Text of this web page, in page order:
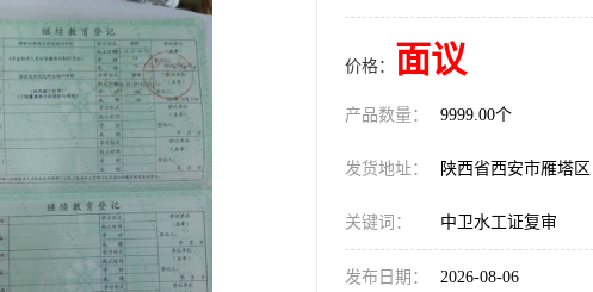
价格： 面议
产品数量： 9999.00个
发货地址： 陕西省西安市雁塔区
关键词： 中卫水工证复审
发布日期： 2026-08-06